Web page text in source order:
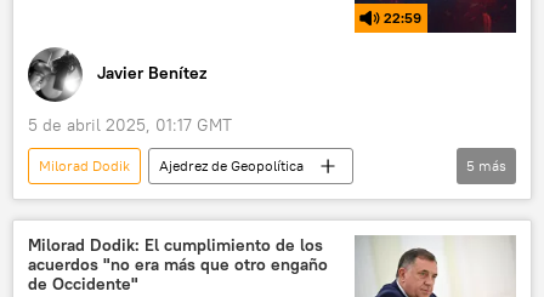
22:59
Javier Benítez
5 de abril 2025, 01:17 GMT
Milorad Dodik
Ajedrez de Geopolítica
Moscú
EEUU
Gagauzia
Vladímir Putin
política
5 más
Milorad Dodik: El cumplimiento de los
acuerdos "no era más que otro engaño
de Occidente"